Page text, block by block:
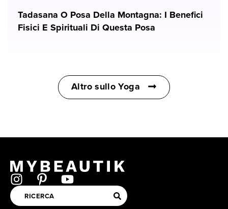
Tadasana O Posa Della Montagna: I Benefici
Fisici E Spirituali Di Questa Posa
Altro sullo Yoga